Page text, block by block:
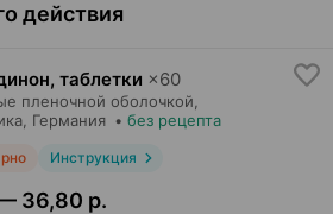
действия
таблетки ×60
пленочной оболочкой,
, Германия • без рецепта
Инструкция
36,80 р.